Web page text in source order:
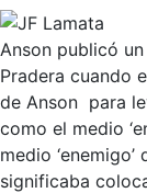
Anson publicó
Pradera cuando
de Anson para
como el medio
medio
significaba